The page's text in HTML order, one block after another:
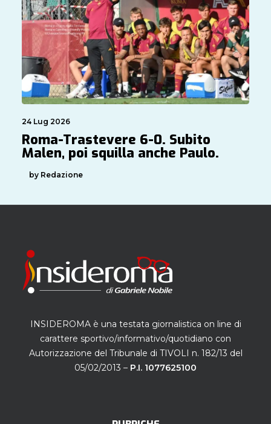
24 Lug 2026
Roma-Trastevere 6-0. Subito
Malen, poi squilla anche Paulo.
by Redazione
INSIDEROMA è una testata giornalistica on line di
carattere sportivo/informativo/quotidiano con
Autorizzazione del Tribunale di TIVOLI n. 182/13 del
05/02/2013 – P.I. 1077625100